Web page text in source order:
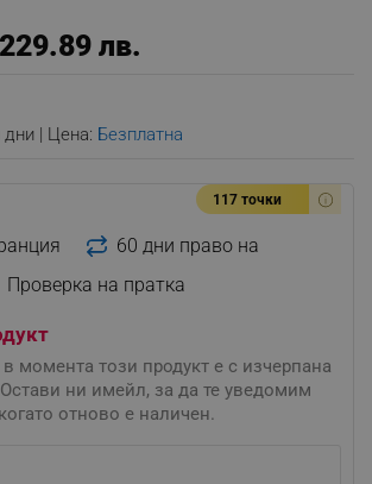
лв.
дни | Цена: Безплатна
117 точки
60 дни право на
Проверка на пратка
момента този продукт е с изчерпана
ни имейл, за да те уведомим
когато отново е наличен.